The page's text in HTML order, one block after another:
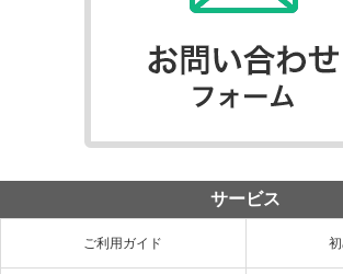
サービス
ご利用ガイド